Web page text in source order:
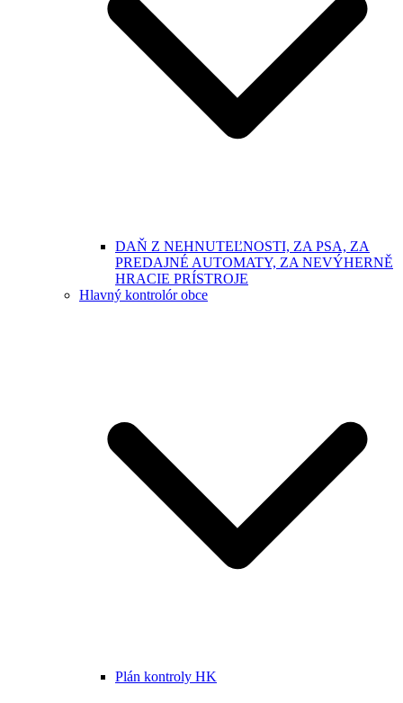
DAŇ Z NEHNUTEĽNOSTI, ZA PSA, ZA
PREDAJNÉ AUTOMATY, ZA NEVÝHERNĚ
HRACIE PRÍSTROJE
Hlavný kontrolór obce
Plán kontroly HK